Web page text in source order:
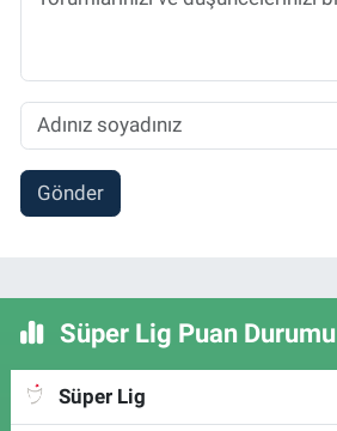
Gönder
Süper Lig Puan Durumu
Süper Lig